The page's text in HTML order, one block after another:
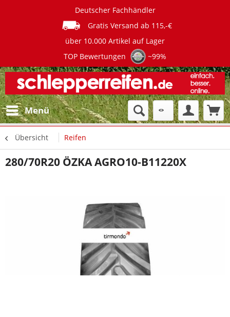
Deutscher Fachhändler
Gratis Versand ab 115,-€
über 10.000 Artikel auf Lager
TOP Bewertungen
~99%
Menü
Übersicht Reifen
280/70R20 ÖZKA AGRO10-B11220X